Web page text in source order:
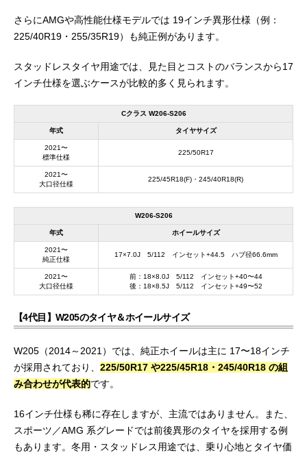
さらにAMGや高性能仕様モデルでは 19インチ異形仕様（例：
225/40R19・255/35R19）も純正例があります。
スタッドレスタイヤ用途では、見た目とコストのバランスから17
インチ仕様を選ぶケースが比較的多く見られます。
Cクラス W206-S206
年式 タイヤサイズ
2021〜
標準仕様
225/50R17
2021〜
大口径仕様
225/45R18(F)・245/40R18(R)
W206-S206
年式 ホイールサイズ
2021〜
純正仕様
17×7.0J 5/112 インセット+44.5 ハブ径66.6mm
2021〜
大口径仕様
前：18×8.0J 5/112 インセット+40〜44
後：18×8.5J 5/112 インセット+49〜52
【4代目】W205のタイヤ＆ホイールサイズ
W205（2014～2021）では、純正ホイールは主に 17〜18インチ
が採用されており、 225/50R17 や225/45R18・245/40R18 の組
み合わせが代表的です。
16インチ仕様も稀に存在しますが、主流ではありません。また、
スポーツ／AMG 系グレードでは前後異形のタイヤを採用する例
もあります。冬用・スタッドレス用途では、乗り心地とタイヤ価